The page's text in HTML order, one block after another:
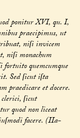
ponitur XVI, qu. I,
praecipimus, ut
niſi invicem
niſi monachum
fortuito quemcumque
Sed ſicut iſta
praedicare et docere.
ſicut
quod non liceat
facere. (IIa-